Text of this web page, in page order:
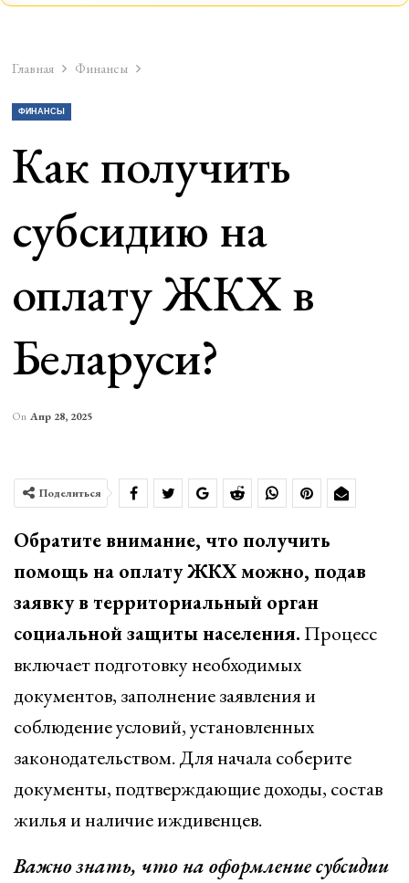
Главная Финансы
ФИНАНСЫ
Как получить
субсидию на
оплату ЖКХ в
Беларуси?
On Апр 28, 2025
Поделиться
Обратите внимание, что получить
помощь на оплату ЖКХ можно, подав
заявку в территориальный орган
социальной защиты населения.Процесс
включает подготовку необходимых
документов, заполнение заявления и
соблюдение условий, установленных
законодательством. Для начала соберите
документы, подтверждающие доходы, состав
жилья и наличие иждивенцев.
Важно знать, что на оформление субсидии